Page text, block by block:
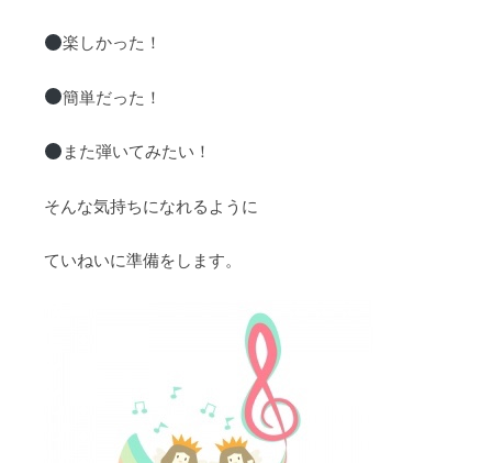
楽しかった！
簡単だった！
また弾いてみたい！
そんな気持ちになれるように
ていねいに準備をします。